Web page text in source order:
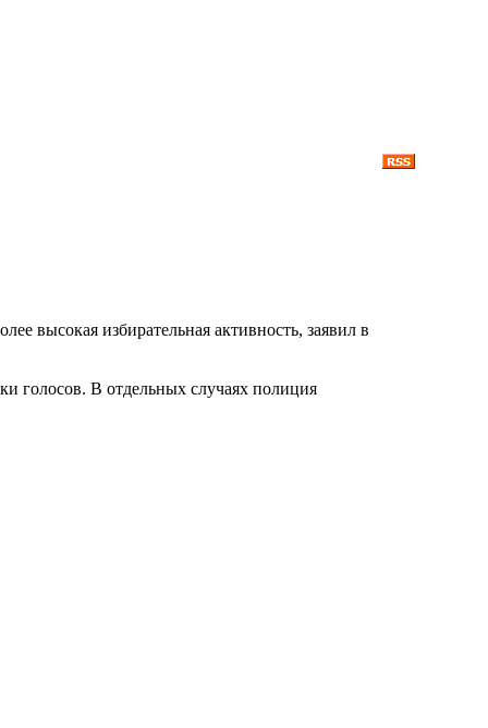
высокая избирательная активность, заявил в
голосов. В отдельных случаях полиция